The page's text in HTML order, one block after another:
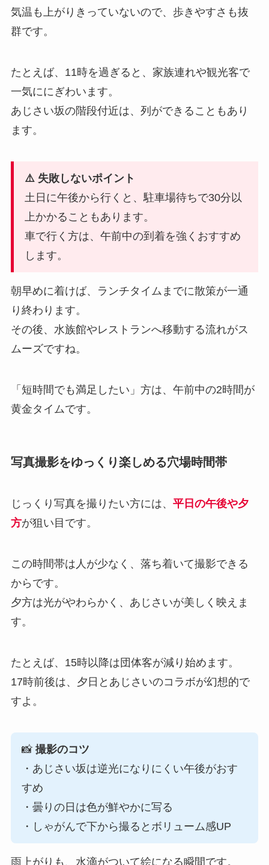
気温も上がりきっていないので、歩きやすさも抜
群です。
たとえば、11時を過ぎると、家族連れや観光客で
一気ににぎわいます。
あじさい坂の階段付近は、列ができることもあり
ます。
⚠️ 失敗しないポイント
土日に午後から行くと、駐車場待ちで30分以
上かかることもあります。
車で行く方は、午前中の到着を強くおすすめ
します。
朝早めに着けば、ランチタイムまでに散策が一通
り終わります。
その後、水族館やレストランへ移動する流れがス
ムーズですね。
「短時間でも満足したい」方は、午前中の2時間が
黄金タイムです。
写真撮影をゆっくり楽しめる穴場時間帯
じっくり写真を撮りたい方には、 平日の午後や夕
方が狙い目です。
この時間帯は人が少なく、落ち着いて撮影できる
からです。
夕方は光がやわらかく、あじさいが美しく映えま
す。
たとえば、15時以降は団体客が減り始めます。
17時前後は、夕日とあじさいのコラボが幻想的で
すよ。
📸 撮影のコツ
・あじさい坂は逆光になりにくい午後がおす
すめ
・曇りの日は色が鮮やかに写る
・しゃがんで下から撮るとボリューム感UP
雨上がりも、水滴がついて絵になる瞬間です。